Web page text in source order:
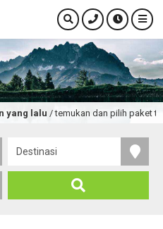
lalu/ temukan dan pilih paket tour